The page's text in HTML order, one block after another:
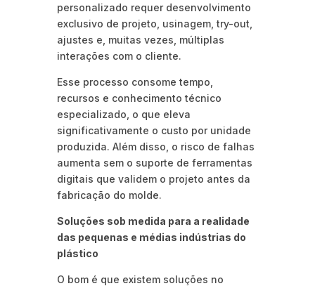
personalizado requer desenvolvimento
exclusivo de projeto, usinagem, try-out,
ajustes e, muitas vezes, múltiplas
interações com o cliente.
Esse processo consome tempo,
recursos e conhecimento técnico
especializado, o que eleva
significativamente o custo por unidade
produzida. Além disso, o risco de falhas
aumenta sem o suporte de ferramentas
digitais que validem o projeto antes da
fabricação do molde.
Soluções sob medida para a realidade
das pequenas e médias indústrias do
plástico
O bom é que existem soluções no